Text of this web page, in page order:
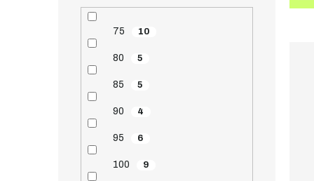
75 10
80 5
85 5
90 4
95 6
100 9